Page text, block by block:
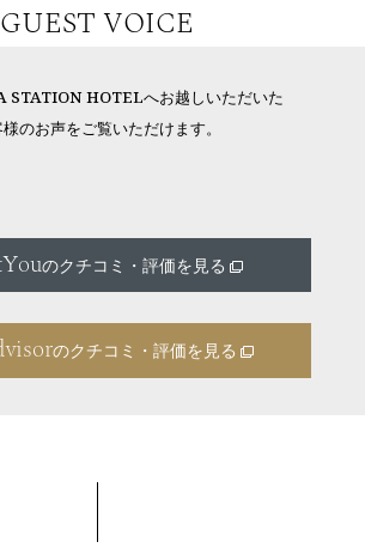
GUEST VOICE
STATION HOTELへお越しいただいた
のお声をご覧いただけます。
のクチコミ・評価を見る
のクチコミ・評価を見る